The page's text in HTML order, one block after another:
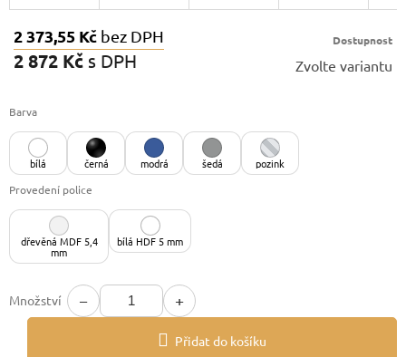
2 373,55 Kč bez DPH
2 872 Kč s DPH
Dostupnost
Zvolte variantu
Barva
bílá černá modrá šedá
pozink
Provedení police
dřevěná MDF 5,4
mm
bílá HDF 5 mm
Množství − +
Přidat do košíku